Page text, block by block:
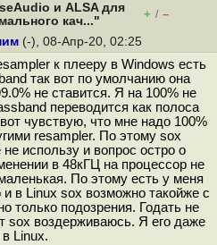
и ALSA для
кач..."
+ / –
(-), 08-Апр-20, 02:25
к плееру в Windows есть
так вот по умолчанию она
не ставится. Я на 100% не
переводится как полоса
чувствую, что мне надо 100%
resampler. По этому sox
не использу и вопрос остро о
в 48кГЦ на процессор не
По этому есть у меня
и в Linux sox возможно такойже с
только подозрения. Годать не
sox воздерживаюсь. Я его даже
Linux.